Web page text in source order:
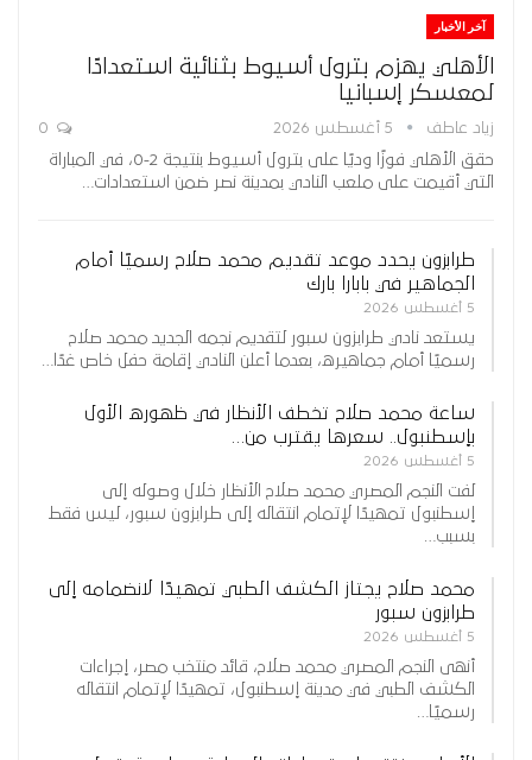
آخر الأخبار
الأهلي يهزم بترول أسيوط بثنائية استعدادًا
لمعسكر إسبانيا
زياد عاطف 5 أغسطس 2026
حقق الأهلي فوزًا وديًا على بترول أسيوط بنتيجة 2-0، في المباراة
التي أقيمت على ملعب النادي بمدينة نصر ضمن استعدادات…
طرابزون يحدد موعد تقديم محمد صلاح رسميًا أمام
الجماهير في بابارا بارك
5 أغسطس 2026
يستعد نادي طرابزون سبور لتقديم نجمه الجديد محمد صلاح
رسميًا أمام جماهيره، بعدما أعلن النادي إقامة حفل خاص غدًا…
ساعة محمد صلاح تخطف الأنظار في ظهوره الأول
بإسطنبول.. سعرها يقترب من…
5 أغسطس 2026
لفت النجم المصري محمد صلاح الأنظار خلال وصوله إلى
إسطنبول تمهيدًا لإتمام انتقاله إلى طرابزون سبور، ليس فقط
بسبب…
محمد صلاح يجتاز الكشف الطبي تمهيدًا لانضمامه إلى
طرابزون سبور
5 أغسطس 2026
أنهى النجم المصري محمد صلاح، قائد منتخب مصر، إجراءات
الكشف الطبي في مدينة إسطنبول، تمهيدًا لإتمام انتقاله
رسميًا…